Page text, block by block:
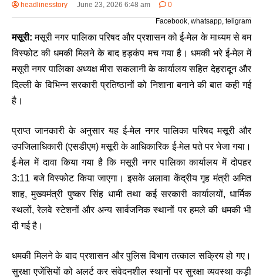
headlinesstory June 23, 2026 6:48 am
0
Facebook, whatsapp, teligram
मसूरी: मसूरी नगर पालिका परिषद और प्रशासन को ई-मेल के माध्यम से बम
विस्फोट की धमकी मिलने के बाद हड़कंप मच गया है। धमकी भरे ई-मेल में
मसूरी नगर पालिका अध्यक्ष मीरा सकलानी के कार्यालय सहित देहरादून और
दिल्ली के विभिन्न सरकारी प्रतिष्ठानों को निशाना बनाने की बात कही गई
है।
प्राप्त जानकारी के अनुसार यह ई-मेल नगर पालिका परिषद मसूरी और
उपजिलाधिकारी (एसडीएम) मसूरी के आधिकारिक ई-मेल पते पर भेजा गया।
ई-मेल में दावा किया गया है कि मसूरी नगर पालिका कार्यालय में दोपहर
3:11 बजे विस्फोट किया जाएगा। इसके अलावा केंद्रीय गृह मंत्री अमित
शाह, मुख्यमंत्री पुष्कर सिंह धामी तथा कई सरकारी कार्यालयों, धार्मिक
स्थलों, रेलवे स्टेशनों और अन्य सार्वजनिक स्थानों पर हमले की धमकी भी
दी गई है।
धमकी मिलने के बाद प्रशासन और पुलिस विभाग तत्काल सक्रिय हो गए।
सुरक्षा एजेंसियों को अलर्ट कर संवेदनशील स्थानों पर सुरक्षा व्यवस्था कड़ी